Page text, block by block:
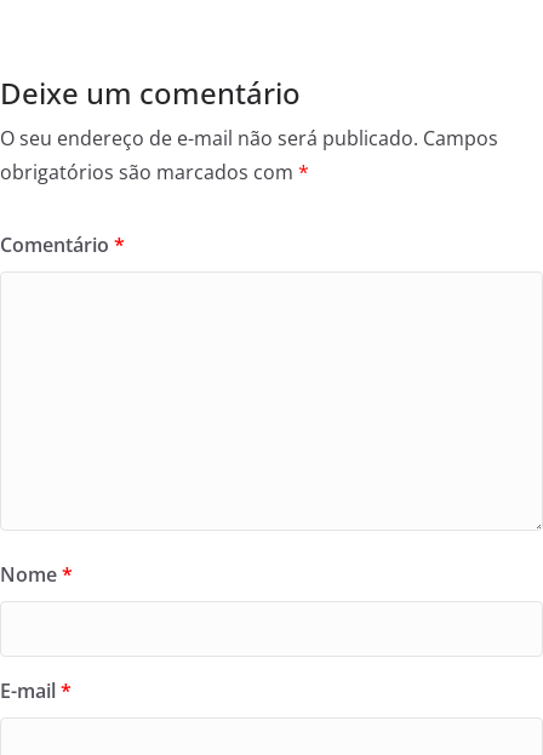
Deixe um comentário
O seu endereço de e-mail não será publicado. Campos
obrigatórios são marcados com *
Comentário *
Nome*
E-mail*